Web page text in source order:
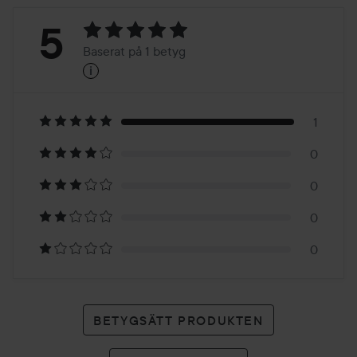
Betyg:
Baserat
på
1
betyg
5 Baserat på 1 betyg
i
1
0
0
0
0
BETYGSÄTT PRODUKTEN